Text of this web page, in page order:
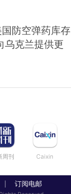
防空弹药库存
乌克兰提供更
周刊 Caixin
订阅电邮